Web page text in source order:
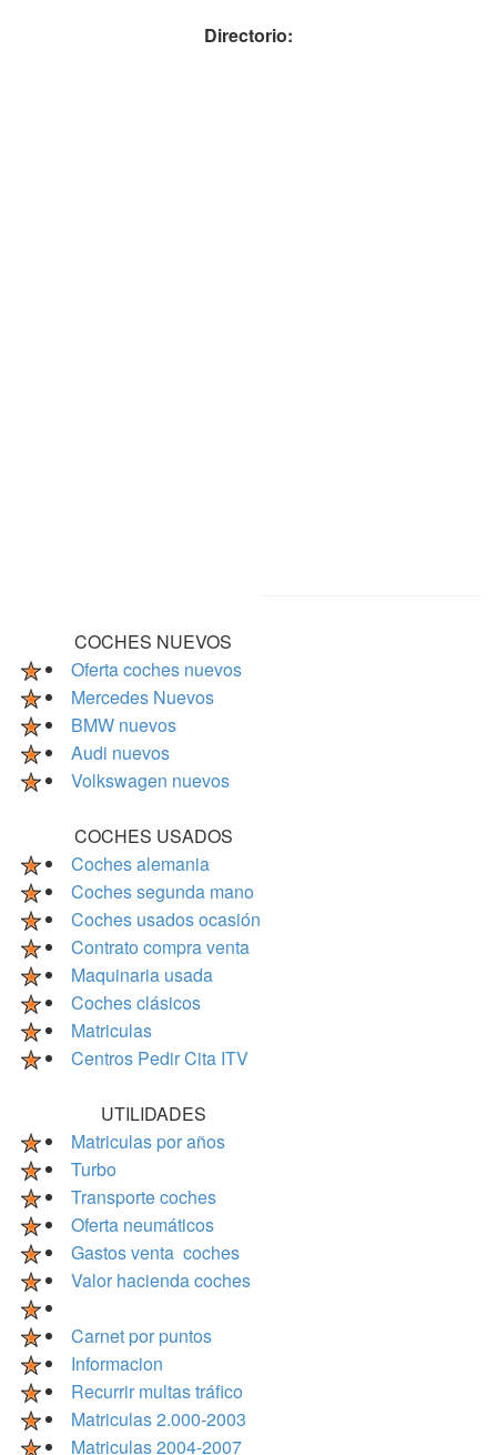
Directorio:
COCHES NUEVOS
Oferta coches nuevos
Mercedes Nuevos
BMW nuevos
Audi nuevos
Volkswagen nuevos
COCHES USADOS
Coches alemania
Coches segunda mano
Coches usados ocasión
Contrato compra venta
Maquinaria usada
Coches clásicos
Matriculas
Centros Pedir Cita ITV
UTILIDADES
Matriculas por años
Turbo
Transporte coches
Oferta neumáticos
Gastos venta coches
Valor hacienda coches
Carnet por puntos
Informacion
Recurrir multas tráfico
Matriculas 2.000-2003
Matriculas 2004-2007